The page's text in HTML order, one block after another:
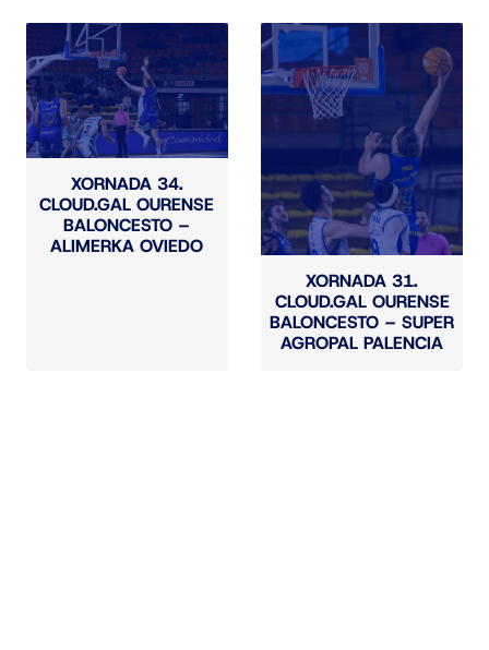
XORNADA 34.
CLOUD.GAL OURENSE
BALONCESTO –
ALIMERKA OVIEDO
XORNADA 31.
CLOUD.GAL OURENSE
BALONCESTO – SUPER
AGROPAL PALENCIA